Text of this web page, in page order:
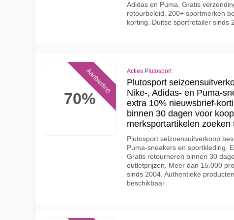
Adidas en Puma. Gratis
retourbeleid. 200+ sportmerken
korting. Duitse sportretailer sinds
70%
Aanbieding Acties Plutosport
Plutosport
Nike-, Adidas- en Puma-
extra 10% nieuwsbrief-
binnen 30 dagen voor
merksportartikelen zoeken
Plutosport seizoensuitverkoop
Puma-sneakers en sportkleding.
Gratis retourneren binnen 30
outletprijzen. Meer dan 15.000
sinds 2004. Authentieke
beschikbaar